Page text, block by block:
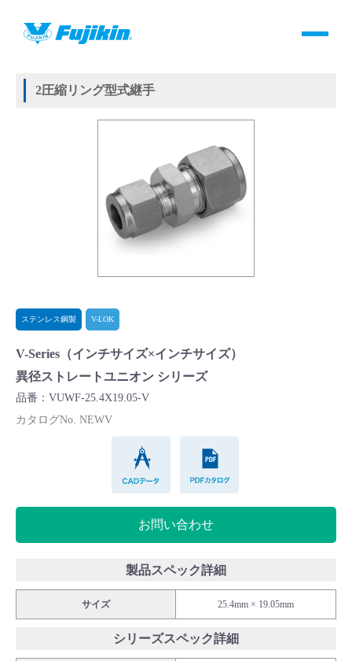
製品情報
製品カタログダウンロード
よくあるご質問(FAQ)・用語集
Cv値・流量計算ツール
製品動画一覧
バルブと継手のきほん
説明会・講習会
Corporate Blog
HOME 製品情報
2圧縮リング型式継手
ステンレス鋼製 V-LOK
V-Series（インチサイズ×インチサイズ）
異径ストレートユニオン シリーズ
品番：VUWF-25.4X19.05-V
カタログNo. NEWV
お問い合わせ
製品スペック詳細
サイズ 25.4mm × 19.05mm
シリーズスペック詳細